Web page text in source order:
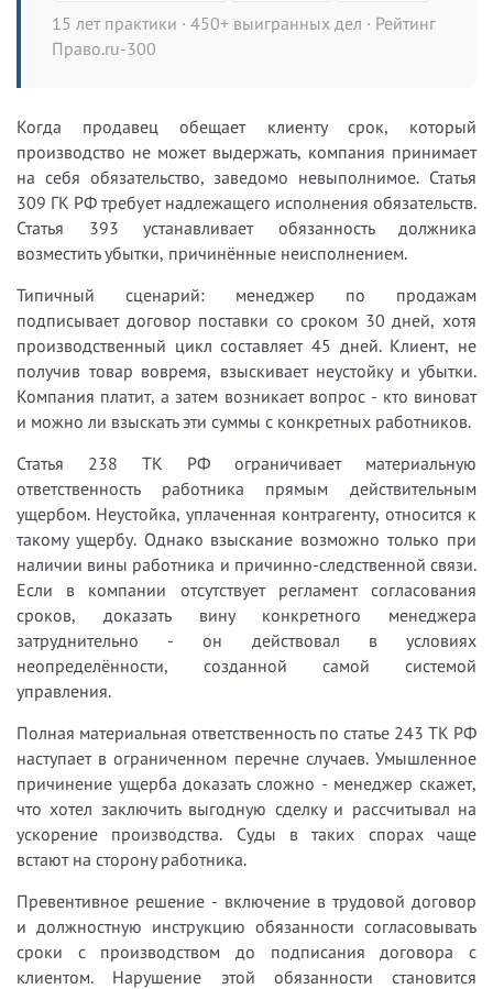
15 лет практики · 450+ выигранных дел · Рейтинг
Право.ru-300
Когда продавец обещает клиенту срок, который
производство не может выдержать, компания принимает
на себя обязательство, заведомо невыполнимое. Статья
309 ГК РФ требует надлежащего исполнения обязательств.
Статья 393 устанавливает обязанность должника
возместить убытки, причинённые неисполнением.
Типичный сценарий: менеджер по продажам
подписывает договор поставки со сроком 30 дней, хотя
производственный цикл составляет 45 дней. Клиент, не
получив товар вовремя, взыскивает неустойку и убытки.
Компания платит, а затем возникает вопрос - кто виноват
и можно ли взыскать эти суммы с конкретных работников.
Статья 238 ТК РФ ограничивает материальную
ответственность работника прямым действительным
ущербом. Неустойка, уплаченная контрагенту, относится к
такому ущербу. Однако взыскание возможно только при
наличии вины работника и причинно-следственной связи.
Если в компании отсутствует регламент согласования
сроков, доказать вину конкретного менеджера
затруднительно - он действовал в условиях
неопределённости, созданной самой системой
управления.
Полная материальная ответственность по статье 243 ТК РФ
наступает в ограниченном перечне случаев. Умышленное
причинение ущерба доказать сложно - менеджер скажет,
что хотел заключить выгодную сделку и рассчитывал на
ускорение производства. Суды в таких спорах чаще
встают на сторону работника.
Превентивное решение - включение в трудовой договор
и должностную инструкцию обязанности согласовывать
сроки с производством до подписания договора с
клиентом. Нарушение этой обязанности становится